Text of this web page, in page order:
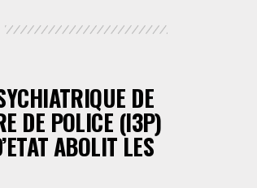
DE
DE POLICE (I3P)
ABOLIT LES